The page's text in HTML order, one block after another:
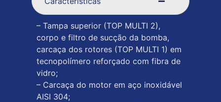
– Tampa superior (TOP MULTI 2),
corpo e filtro de sucção da bomba,
carcaça dos rotores (TOP MULTI 1) em
tecnopolímero reforçado com fibra de
vidro;
– Carcaça do motor em aço inoxidável
AISI 304;